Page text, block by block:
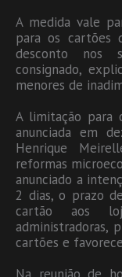
A medida vale
para os cartões
desconto nos
consignado,
menores de
A limitação para
anunciada em
Henrique
reformas
anunciado a
2 dias, o prazo
cartão aos
administradoras,
cartões e